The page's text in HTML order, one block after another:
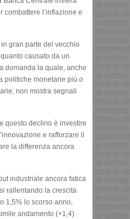
combattere l’inflazione e
in gran parte del vecchio
causato da un
domanda la quale, anche
politiche monetarie più o
non mostra segnali
questo declino è investire
e rafforzare il
la differenza ancora
industriale ancora fatica
rallentando la crescita
1,5% lo scorso anno,
andamento (+1,4)